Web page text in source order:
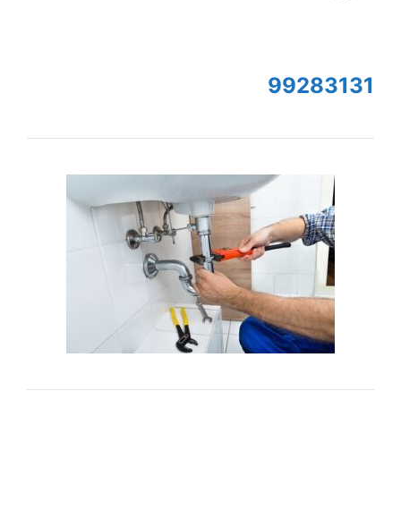
99283131